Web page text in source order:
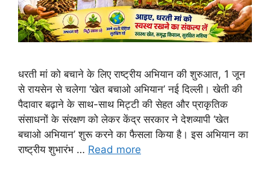
धरती मां को बचाने के लिए राष्ट्रीय अभियान की शुरुआत, 1 जून
से रायसेन से चलेगा ‘खेत बचाओ अभियान’ नई दिल्ली। खेती की
पैदावार बढ़ाने के साथ-साथ मिट्टी की सेहत और प्राकृतिक
संसाधनों के संरक्षण को लेकर केंद्र सरकार ने देशव्यापी ‘खेत
बचाओ अभियान’ शुरू करने का फैसला किया है। इस अभियान का
राष्ट्रीय शुभारंभ … Read more